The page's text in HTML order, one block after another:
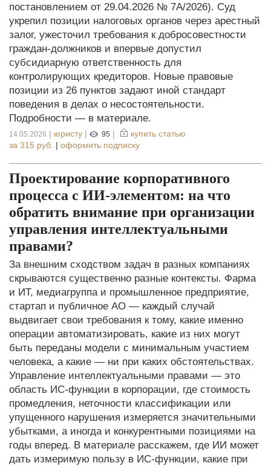
постановлением от 29.04.2026 № 7А/2026). Суд
укрепил позиции налоговых органов через арестный
залог, ужесточил требования к добросовестности
граждан-должников и впервые допустил
субсидиарную ответственность для
контролирующих кредиторов. Новые правовые
позиции из 26 пунктов задают иной стандарт
поведения в делах о несостоятельности.
Подробности — в материале.
14.05.2026 | юристу | 95 |
купить статью
за 315 руб. | оформить подписку
Проектирование корпоративного
процесса с ИИ-элементом: на что
обратить внимание при организации
управления интеллектуальными
правами?
За внешним сходством задач в разных компаниях
скрываются существенно разные контексты. Фарма
и ИТ, медиагруппа и промышленное предприятие,
стартап и публичное АО — каждый случай
выдвигает свои требования к тому, какие именно
операции автоматизировать, какие из них могут
быть переданы модели с минимальным участием
человека, а какие — ни при каких обстоятельствах.
Управление интеллектуальными правами — это
область ИС-функции в корпорации, где стоимость
промедления, неточности классификации или
упущенного нарушения измеряется значительными
убытками, а иногда и конкурентными позициями на
годы вперед. В материале расскажем, где ИИ может
дать измеримую пользу в ИС-функции, какие при